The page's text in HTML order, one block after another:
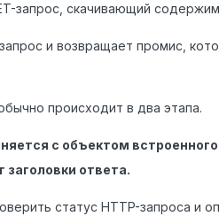
запрос, скачивающий
и возвращает промис,
происходит в два этапа.
с объектом
заголовки ответа.
статус HTTP-запроса и